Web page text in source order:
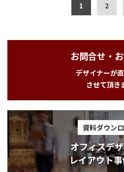
1 2
お問合せ・
デザイナーが
させて頂き
資料ダウン
オフィスデ
レイアウト